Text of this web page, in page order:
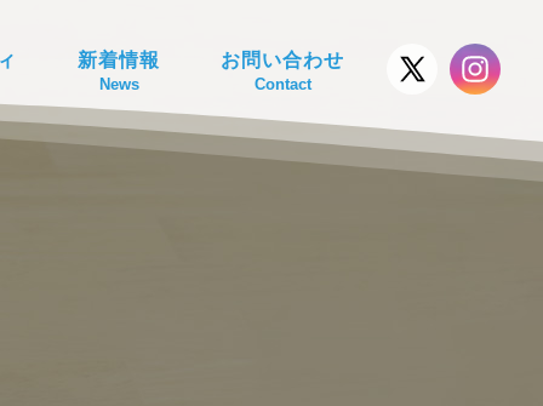
新着情報
News
お問い合わせ
Contact